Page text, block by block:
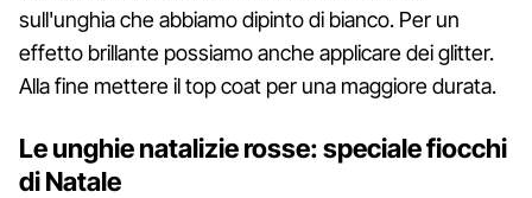
sull'unghia che abbiamo dipinto di bianco. Per un
effetto brillante possiamo anche applicare dei glitter.
Alla fine mettere il top coat per una maggiore durata.
Le unghie natalizie rosse: speciale fiocchi
di Natale